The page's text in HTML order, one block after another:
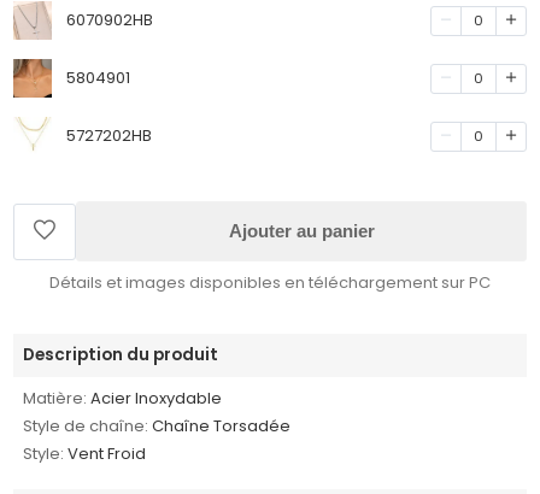
6070902HB 0
5804901 0
5727202HB 0
Ajouter au panier
Détails et images disponibles en téléchargement sur PC
Description du produit
Matière: Acier Inoxydable
Style de chaîne: Chaîne Torsadée
Style: Vent Froid